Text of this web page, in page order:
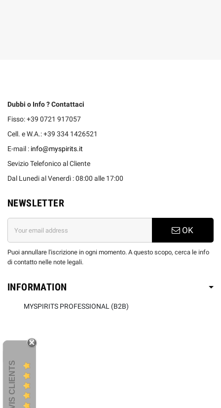
Dubbi o Info ? Contattaci
Fisso: +39 0721 917057
Cell. e W.A.: +39 334 1426521
E-mail : info@myspirits.it
Sevizio Telefonico al Cliente
Dal Lunedi al Venerdì : 08:00 alle 17:00
NEWSLETTER
OK
Puoi annullare l'iscrizione in ogni momento. A questo scopo, cerca le info
di contatto nelle note legali.
INFORMATION
MYSPIRITS PROFESSIONAL (B2B)
AVIS CLIENTS